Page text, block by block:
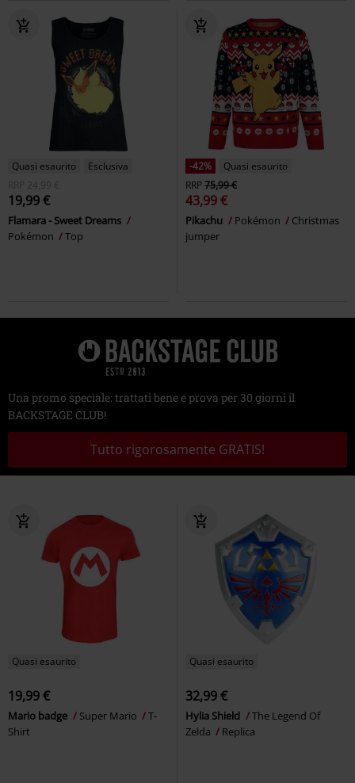
Quasi esaurito
Esclusiva
RRP
24,99 €
19,99 €
Flamara - Sweet Dreams
Pokémon
Top
-42%
Quasi esaurito
RRP75,99 €
43,99 €
Pikachu Pokémon
Christmas
jumper
Una promo speciale: trattati bene e prova per 30 giorni il
BACKSTAGE CLUB!
Tutto rigorosamente GRATIS!
Quasi esaurito
19,99 €
Mario badge Super Mario
T-
Shirt
Quasi esaurito
32,99 €
Hylia Shield
The Legend Of
Zelda
Replica